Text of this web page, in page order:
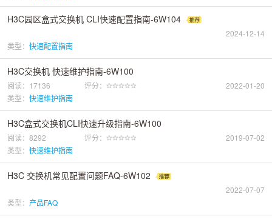
H3C园区盒式交换机 CLI快速配置指南-6W104
2024-12-14
类型： 快速配置指南
H3C交换机 快速维护指南-6W100
阅读：17136 评分：
2022-01-20
类型： 快速维护指南
H3C盒式交换机CLI快速升级指南-6W100
阅读：8292 评分：
2019-07-02
类型： 快速维护指南
H3C 交换机常见配置问题FAQ-6W102
2022-07-07
类型： 产品FAQ